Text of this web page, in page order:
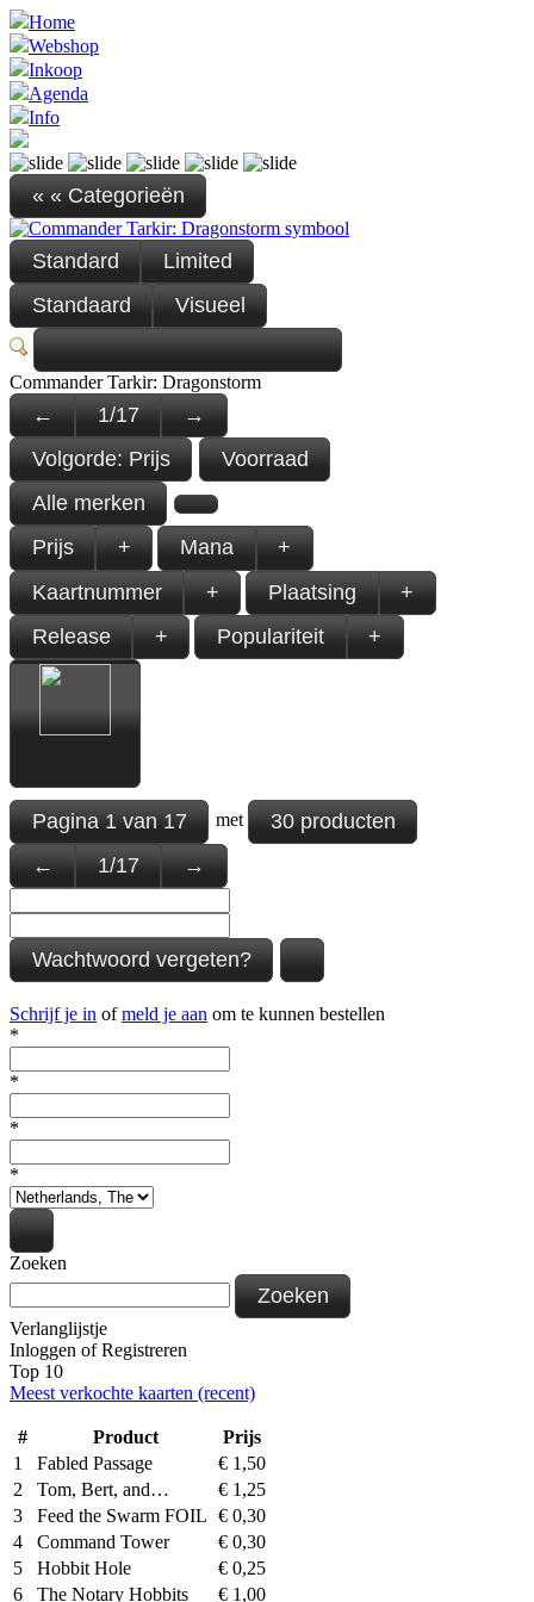
Home
Webshop
Inkoop
Agenda
Info
« « Categorieën
Standard
Limited
Standaard
Visueel
Commander Tarkir: Dragonstorm
← 1/17
→
Volgorde: Prijs
Voorraad
Alle merken
Prijs
+ Mana
+
Kaartnummer
+ Plaatsing
+
Release
+ Populariteit +
Pagina1van17 met
30 producten
←
1/17 →
Wachtwoord vergeten?
Schrijf je in ofmeld je aan om te kunnen bestellen
*
*
*
*
Zoeken
Zoeken
Verlanglijstje
Inloggen ofRegistreren
Top 10
Meest verkochte kaarten (recent)
# Product
Prijs
1
Fabled Passage € 1,50
2
Tom, Bert, and… € 1,25
3
Feed the Swarm FOIL € 0,30
4
Command Tower € 0,30
5
Hobbit Hole € 0,25
6
The Notary Hobbits € 1,00